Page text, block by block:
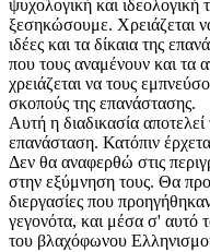
ψυχολογική και
ξεσηκώσουμε. Χρειάζεται
ιδέες και τα δίκαια της
που τους αναμένουν και τα
χρειάζεται να τους
σκοπούς της επανάστασης.
Αυτή η διαδικασία
επανάσταση. Κατόπιν
Δεν θα αναφερθώ στις
στην εξύμνηση τους. Θα
διεργασίες που
γεγονότα, και μέσα σ' αυτό
του βλαχόφωνου